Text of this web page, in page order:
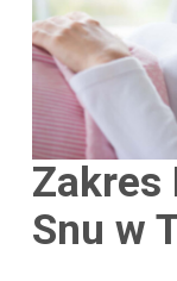
Zakres
Snu w